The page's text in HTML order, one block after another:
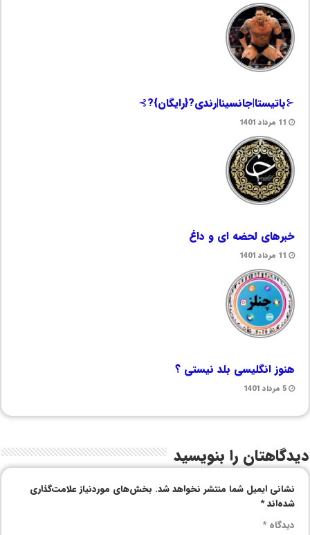
⊰باتیستا|جانسینا|رندی?{رایگان}?⊱
11 مرداد 1401
خبرهای لحضه ای و داغ
11 مرداد 1401
هنوز انگلیسی بلد نیستی ؟
5 مرداد 1401
دیدگاهتان را بنویسید
نشانی ایمیل شما منتشر نخواهد شد. بخش‌های موردنیاز علامت‌گذاری
شده‌اند*
دیدگاه*